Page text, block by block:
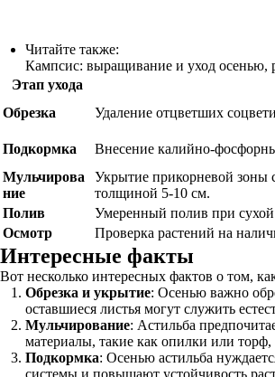
Читайте также:
Кампсис: выращивание и уход осенью,
Этап ухода
Обрезка
Удаление отцветших
Подкормка
Внесение калийно-
Мульчирова
ние
Укрытие прикорневой зоны
толщиной 5-10 см.
Полив
Умеренный полив при
Осмотр
Проверка растений на
Интересные факты
Вот несколько интересных фактов о том,
Обрезка и укрытие: Осенью важно
оставшиеся листья могут служить
Мульчирование: Астильба
материалы, такие как опилки или
Подкормка: Осенью астильба
системы и повышают устойчивость